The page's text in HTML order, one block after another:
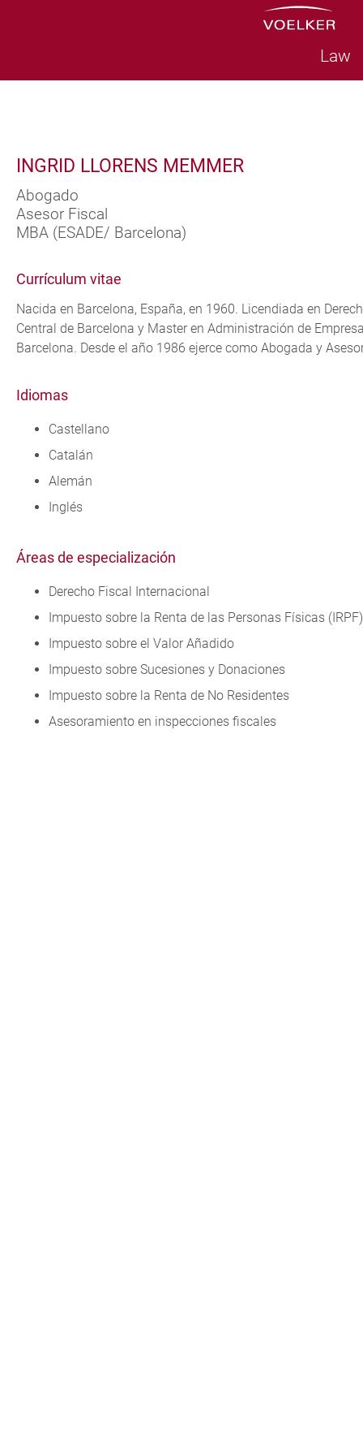
Law
INGRID LLORENS MEMMER
Abogado
Asesor Fiscal
MBA (ESADE/ Barcelona)
Currículum vitae
Nacida en Barcelona, España, en 1960. Licendiada en
Central de Barcelona y Master en Administración de
Barcelona. Desde el año 1986 ejerce como Abogada y
Idiomas
Castellano
Catalán
Alemán
Inglés
Áreas de especialización
Derecho Fiscal Internacional
Impuesto sobre la Renta de las Personas Físicas (IRPF)
Impuesto sobre el Valor Añadido
Impuesto sobre Sucesiones y Donaciones
Impuesto sobre la Renta de No Residentes
Asesoramiento en inspecciones fiscales